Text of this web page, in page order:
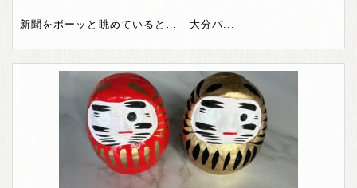
新聞をボーッと眺めていると… 大分バ...